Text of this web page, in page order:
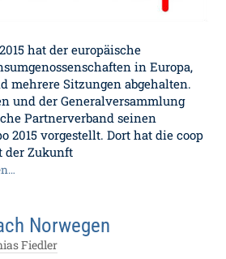
hat der europäische
in Europa,
mehrere Sitzungen abgehalten.
und der Generalversammlung
Partnerverband seinen
2015 vorgestellt. Dort hat die coop
der Zukunft
Norwegen
Fiedler